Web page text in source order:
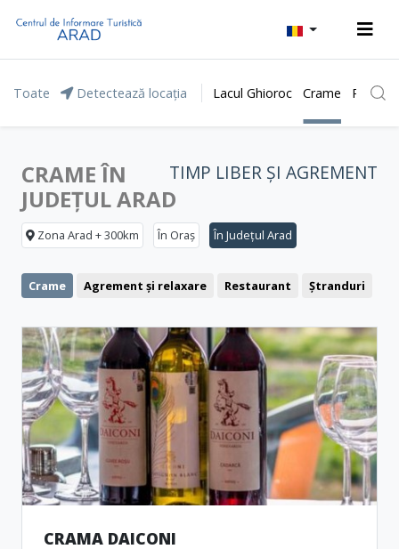
Toate Detectează locația Lacul Ghioroc Crame Parcul
TIMP LIBER ȘI AGREMENT
CRAME ÎN
JUDEȚUL ARAD
Zona Arad + 300km În Oraș În Județul Arad
Crame Agrement și relaxare Restaurant Ștranduri
CRAMA DAICONI